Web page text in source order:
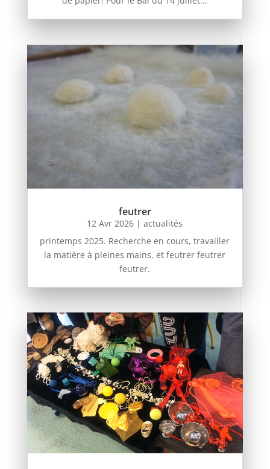
feutrer
12 Avr 2026 |actualités
printemps 2025. Recherche en cours, travailler
la matière à pleines mains, et feutrer feutrer
feutrer.